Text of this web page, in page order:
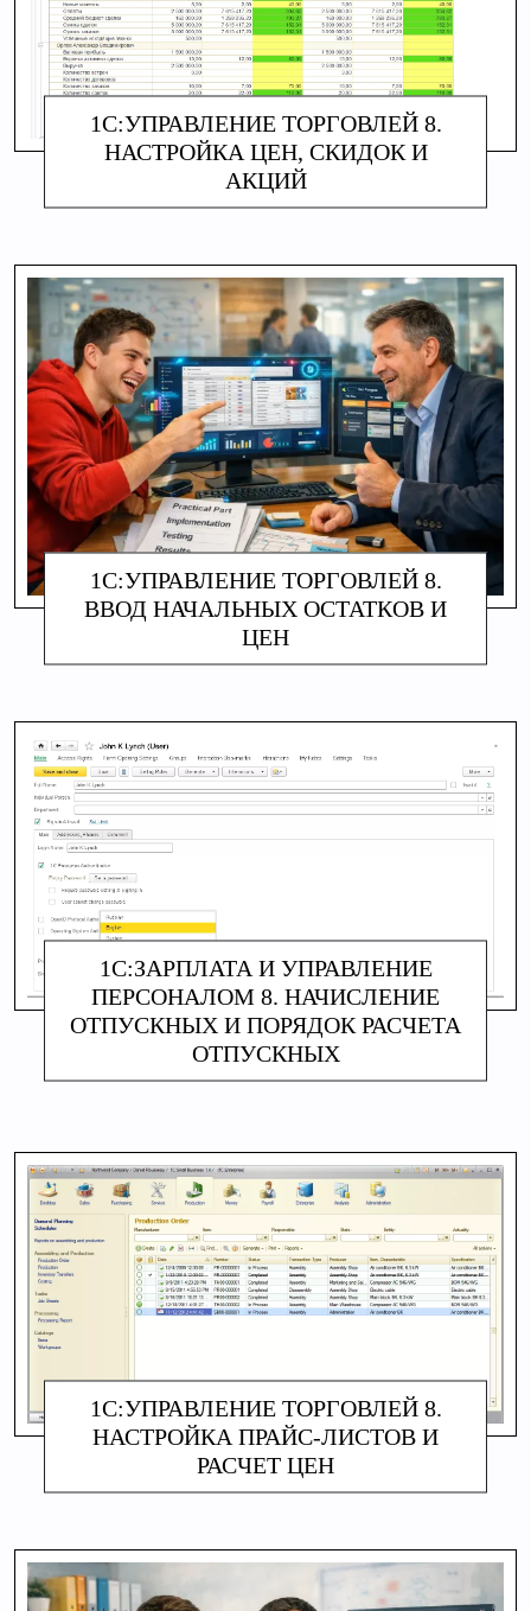
1С:УПРАВЛЕНИЕ ТОРГОВЛЕЙ 8.
НАСТРОЙКА ЦЕН, СКИДОК И
АКЦИЙ
АЛИНА МАКАРОВА
1С:УПРАВЛЕНИЕ ТОРГОВЛЕЙ 8.
ВВОД НАЧАЛЬНЫХ ОСТАТКОВ И
ЦЕН
АЛИНА МАКАРОВА
1С:ЗАРПЛАТА И УПРАВЛЕНИЕ
ПЕРСОНАЛОМ 8. НАЧИСЛЕНИЕ
ОТПУСКНЫХ И ПОРЯДОК РАСЧЕТА
ОТПУСКНЫХ
АЛИНА МАКАРОВА
1С:УПРАВЛЕНИЕ ТОРГОВЛЕЙ 8.
НАСТРОЙКА ПРАЙС‑ЛИСТОВ И
РАСЧЕТ ЦЕН
АЛИНА МАКАРОВА